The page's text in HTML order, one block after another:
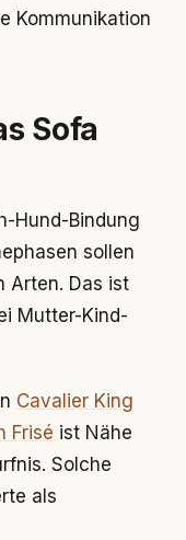
Kommunikation
Sofa
Hund-Bindung
sollen
Arten. Das ist
Mutter-Kind-
Cavalier King
Frisé ist Nähe
Solche
als